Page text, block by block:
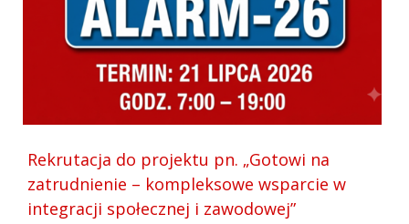
Rekrutacja do projektu pn. „Gotowi na
zatrudnienie – kompleksowe wsparcie w
integracji społecznej i zawodowej”